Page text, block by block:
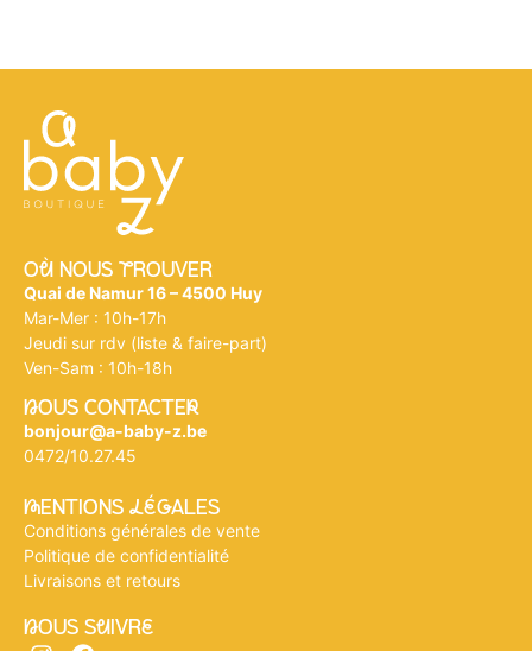
Où NOUS tROUVER
Quai de Namur 16 – 4500 Huy
Mar-Mer : 10h-17h
Jeudi sur rdv (liste & faire-part)
Ven-Sam : 10h-18h
nOUS CONTACTEr
bonjour@a-baby-z.be
0472/10.27.45
mENTIONS légALES
Conditions générales de vente
Politique de confidentialité
Livraisons et retours
nOUS SuIVRe